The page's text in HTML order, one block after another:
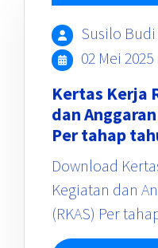
Susilo
02 Mei 2025
Kertas Kerja
dan
Per tahap
Download
Kegiatan dan
(RKAS) Per